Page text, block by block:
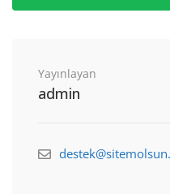
Yayınlayan
admin